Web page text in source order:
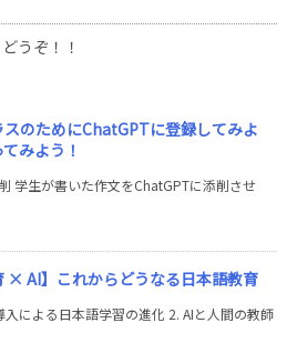
うぞ！！
スのためにChatGPTに登録してみよ
みよう！
学生が書いた作文をChatGPTに添削させ
× AI】これからどうなる日本語教育
入による日本語学習の進化 2. AIと人間の教師